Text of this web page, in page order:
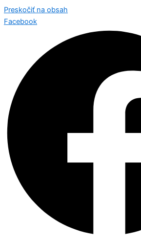
Preskočiť na obsah
Facebook